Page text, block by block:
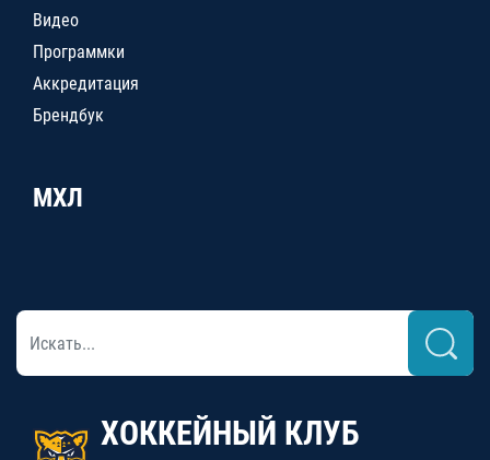
Видео
Программки
Аккредитация
Брендбук
МХЛ
ХОККЕЙНЫЙ КЛУБ